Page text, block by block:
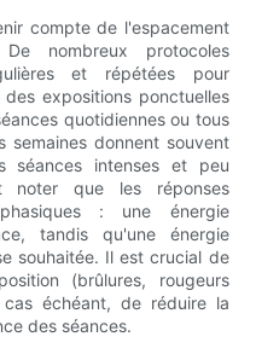
compte de l'espacement
nombreux protocoles
et répétées pour
expositions ponctuelles
quotidiennes ou tous
semaines donnent souvent
séances intenses et peu
noter que les réponses
: une énergie
tandis qu'une énergie
souhaitée. Il est crucial de
(brûlures, rougeurs
échéant, de réduire la
des séances.